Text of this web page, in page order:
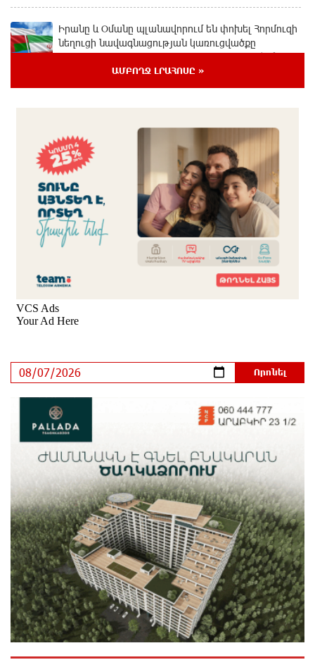
Իրանը և Օմանը պլանավորում են փոխել Հորմուզի
նեղուցի նավագնացության կառուցվածքը
4 ժամ առաջ
5 ժամ առաջ
Վթար Լոռու մարզում․ փրկարարները վարորդին
դուրս են բերել արգելափակումից
5 ժամ առաջ
Երևանում երթուղիների փոփոխություն կլինի
5 ժամ առաջ
Օգոստոսի 7-ին՝ Գարեգին Բ Ամենայն Հայոց
Կաթողիկոսի դատական նիստը
ՆԳՆ-ն՝ աղբակույտի տակ մնացած քաղաքացու
մահվան մասին
6 ժամ առաջ
«Համահայկական ճակատ» շարժումը
զորակցություն է հայտնում Ամենայն Հայոց
Կաթողիկոսին
6 ժամ առաջ
Ավտովթար՝ Կոտայքի մարզում. Զովունի-Եղվարդ
ճանապարհին բախվել են «Alfa Romeo»-ն և «Opel»-
ը. կա վիրավոր
6 ժամ առաջ
Արժևորվում է Շիրակի երգիծական
բանահյուսությունը
ԱՄԲՈՂՋ ԼՐԱՀՈՍԸ »